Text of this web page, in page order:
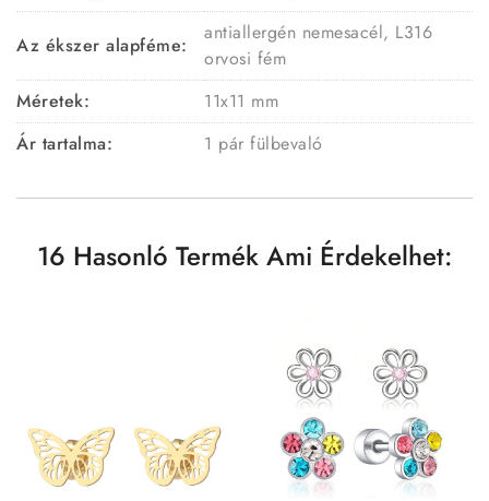
Az ékszer alapféme:
antiallergén nemesacél, L316
orvosi fém
Méretek:
11x11 mm
Ár tartalma:
1 pár fülbevaló
16 Hasonló Termék Ami Érdekelhet: